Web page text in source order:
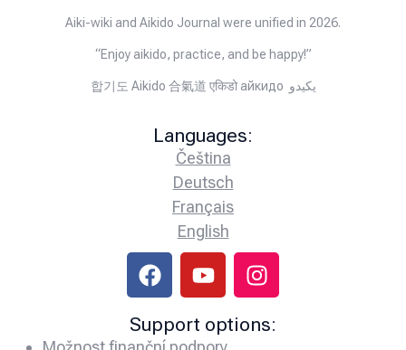
Aiki-wiki and Aikido Journal were unified in 2026.
“Enjoy aikido, practice, and be happy!”
합기도 Aikido 合氣道 एकिडो айкидо يكيدو
Languages:
Čeština
Deutsch
Français
English
Support options: